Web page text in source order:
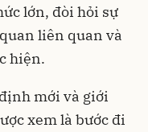
lớn, đòi hỏi sự
liên quan và
hiện.
mới và giới
xem là bước đi